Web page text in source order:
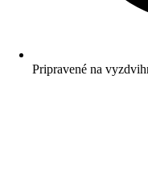
Pripravené na